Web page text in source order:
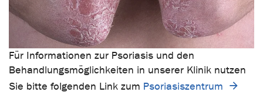
Für Informationen zur Psoriasis und den
Behandlungsmöglichkeiten in unserer Klinik nutzen
Sie bitte folgenden Link zum Psoriasiszentrum